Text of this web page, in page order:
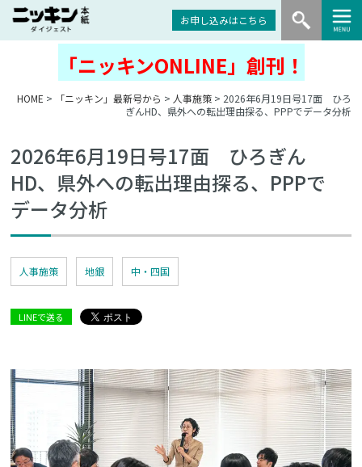
お申し込みはこちら
「ニッキンONLINE」創刊！
HOME > 「ニッキン」最新号から > 人事施策> 2026年6月19日号17面 ひろ
ぎんHD、県外への転出理由探る、PPPでデータ分析
2026年6月19日号17面 ひろぎん
HD、県外への転出理由探る、PPPで
データ分析
人事施策 地銀 中・四国
LINEで送る